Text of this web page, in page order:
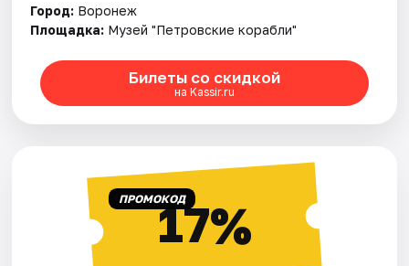
Город: Воронеж
Площадка: Музей "Петровские корабли"
Билеты со скидкой
на Kassir.ru
ПРОМОКОД17%